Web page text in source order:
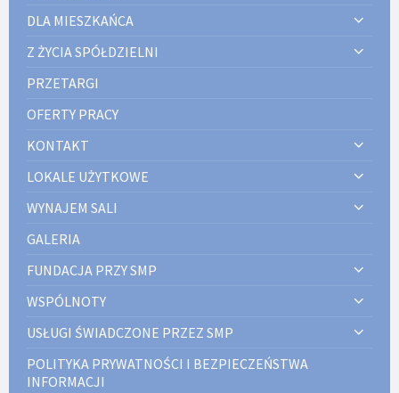
DLA MIESZKAŃCA
Z ŻYCIA SPÓŁDZIELNI
PRZETARGI
OFERTY PRACY
KONTAKT
LOKALE UŻYTKOWE
WYNAJEM SALI
GALERIA
FUNDACJA PRZY SMP
WSPÓLNOTY
USŁUGI ŚWIADCZONE PRZEZ SMP
POLITYKA PRYWATNOŚCI I BEZPIECZEŃSTWA
INFORMACJI